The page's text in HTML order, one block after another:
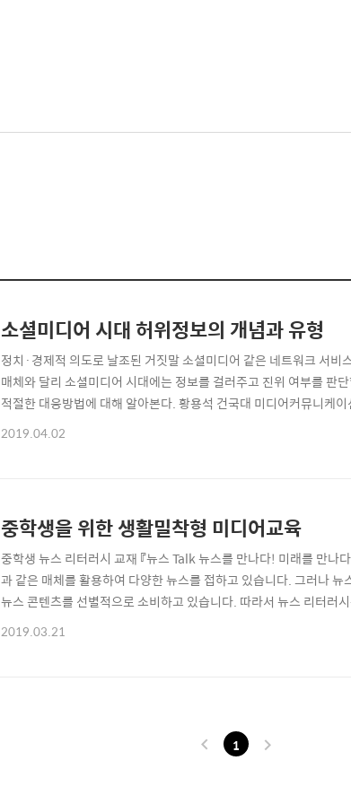
소셜미디어 시대 허위정보의 개념과 유형
정치·경제적 의도로 날조된 거짓말 소셜미디어 같은 네트워크 서
매체와 달리 소셜미디어 시대에는 정보를 걸러주고 진위 여부를 판
적절한 대응방법에 대해 알아본다. 황용석 건국대 미디어커뮤니케
사회문제로 대두되고 있다. 이 사안은 가짜뉴스라는 용어 사용의 적
2019.04.02
중학생을 위한 생활밀착형 미디어교육
중학생 뉴스 리터러시 교재 『뉴스 Talk 뉴스를 만나다! 미래를 만나
과 같은 매체를 활용하여 다양한 뉴스를 접하고 있습니다. 그러나
뉴스 콘텐츠를 선별적으로 소비하고 있습니다. 따라서 뉴스 리터러
을 위한 뉴스 리터러시 교재의 목표중학생을 위한 뉴스 리터러시 교
2019.03.21
1